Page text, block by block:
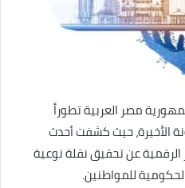
مصر العربية تطوراً
الأخيرة، حيث كشفت أحدث
عن تحقيق نقلة نوعية
للمواطنين.